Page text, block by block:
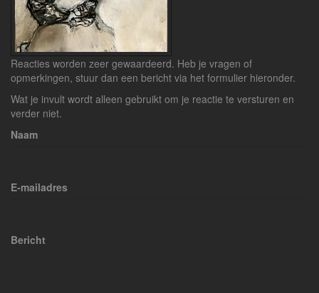
Reacties worden zeer gewaardeerd. Heb je vragen of
opmerkingen, stuur dan een bericht via het formulier hieronder.
Wat je invult wordt alleen gebruikt om je reactie te versturen en
verder niet.
Naam
E-mailadres
Bericht